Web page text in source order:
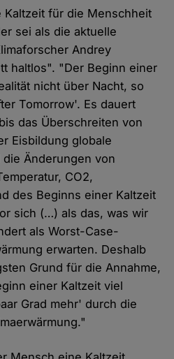
Kaltzeit für die Menschheit
sei als die aktuelle
Andrey
haltlos". "Der Beginn einer
nicht über Nacht, so
Tomorrow'. Es dauert
das Überschreiten von
Eisbildung globale
Änderungen von
CO2,
des Beginns einer Kaltzeit
sich (…) als das, was wir
als Worst-Case-
erwarten. Deshalb
Grund für die Annahme,
einer Kaltzeit viel
Grad mehr' durch die